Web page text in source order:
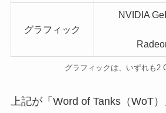
グラフィック
NVIDIA
グラフィックは、いずれも2
上記が「Word of Tanks（WoT